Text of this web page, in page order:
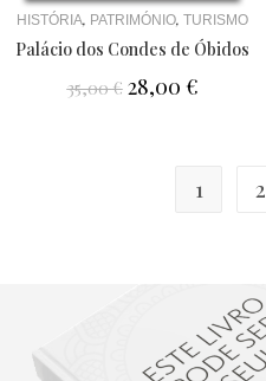
HISTÓRIA, PATRIMÓNIO, TURISMO
Palácio dos Condes de Óbidos
35,00€ 28,00 €
1 2